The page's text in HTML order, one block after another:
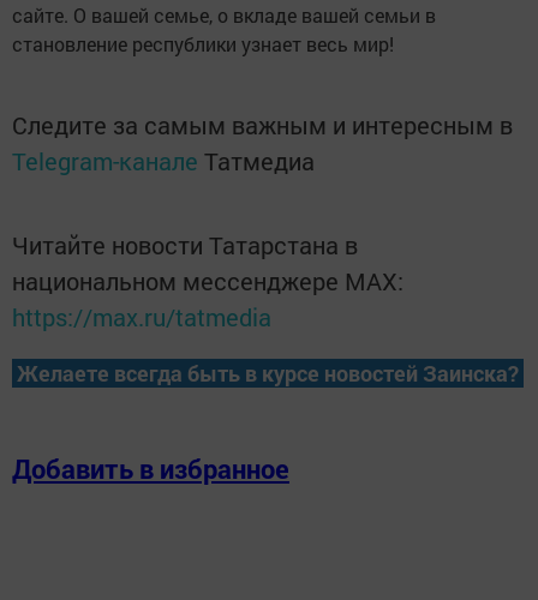
сайте. О вашей семье, о вкладе вашей семьи в
становление республики узнает весь мир!
Следите за самым важным и интересным в
Telegram-канале Татмедиа
Читайте новости Татарстана в
национальном мессенджере MАХ:
https://max.ru/tatmedia
Желаете всегда быть в курсе новостей Заинска?
Добавить в избранное